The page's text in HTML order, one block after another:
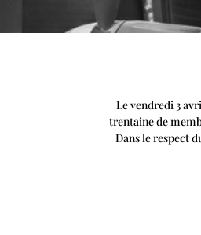
Le vendredi 3
trentaine de
Dans le respect